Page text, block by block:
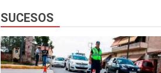
SUCESOS